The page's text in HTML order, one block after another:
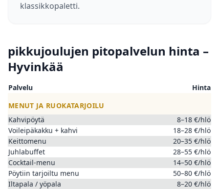
klassikkopaletti.
pikkujoulujen pitopalvelun hinta –
Hyvinkää
Palvelu
Hinta
MENUT JA RUOKATARJOILU
Kahvipöytä
8–18 €/hlö
Voileipäkakku + kahvi
18–28 €/hlö
Keittomenu
20–35 €/hlö
Juhlabuffet
28–55 €/hlö
Cocktail-menu
14–50 €/hlö
Pöytiin tarjoiltu menu
50–80 €/hlö
Iltapala / yöpala
8–20 €/hlö